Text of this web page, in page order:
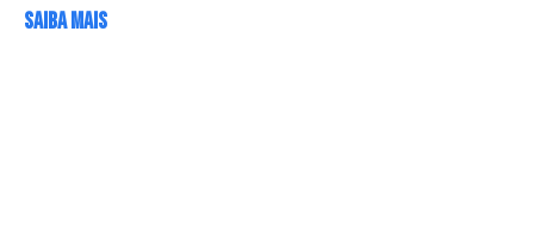
SAIBA MAIS